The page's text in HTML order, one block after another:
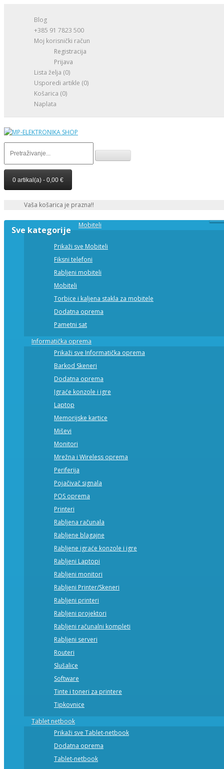
Blog
+385 91 7823 500
Moj korisnički račun
Registracija
Prijava
Lista želja (0)
Usporedi artikle (0)
Košarica (0)
Naplata
0 artikal(a) - 0,00 €
Vaša košarica je prazna!!
Sve kategorije Mobiteli
Prikaži sve Mobiteli
Fiksni telefoni
Rabljeni mobiteli
Mobiteli
Torbice i kaljena stakla za mobitele
Dodatna oprema
Pametni sat
Informatička oprema
Prikaži sve Informatička oprema
Barkod Skeneri
Dodatna oprema
Igraće konzole i igre
Laptop
Memorijske kartice
Miševi
Monitori
Mrežna i Wireless oprema
Periferija
Pojačivač signala
POS oprema
Printeri
Rabljena računala
Rabljene blagajne
Rabljene igraće konzole i igre
Rabljeni Laptopi
Rabljeni monitori
Rabljeni Printer/Skeneri
Rabljeni printeri
Rabljeni projektori
Rabljeni računalni kompleti
Rabljeni serveri
Routeri
Slušalice
Software
Tinte i toneri za printere
Tipkovnice
Tablet netbook
Prikaži sve Tablet-netbook
Dodatna oprema
Tablet-netbook